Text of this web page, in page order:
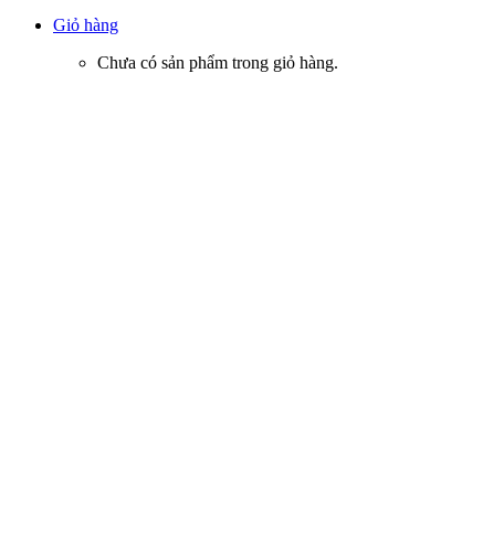
Giỏ hàng
Chưa có sản phẩm trong giỏ hàng.